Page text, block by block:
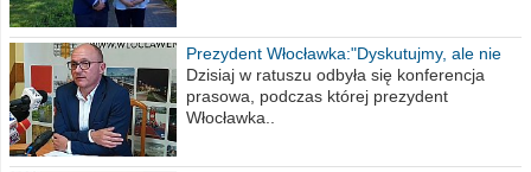
Prezydent Włocławka:"Dyskutujmy, ale nie
obrażajmy się”
Dzisiaj w ratuszu odbyła się konferencja
prasowa, podczas której prezydent
Włocławka..